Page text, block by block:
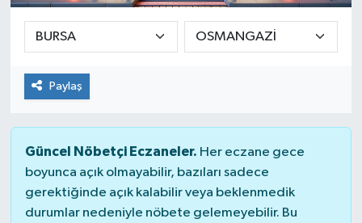
Paylaş
Güncel Nöbetçi Eczaneler. Her eczane gece
boyunca açık olmayabilir, bazıları sadece
gerektiğinde açık kalabilir veya beklenmedik
durumlar nedeniyle nöbete gelemeyebilir. Bu